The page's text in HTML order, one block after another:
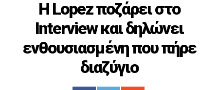
ΣΥΝΔΕΣΜΟΙ
Tv
H Lopez ποζάρει στο
Interview και δηλώνει
ενθουσιασμένη που πήρε
διαζύγιο